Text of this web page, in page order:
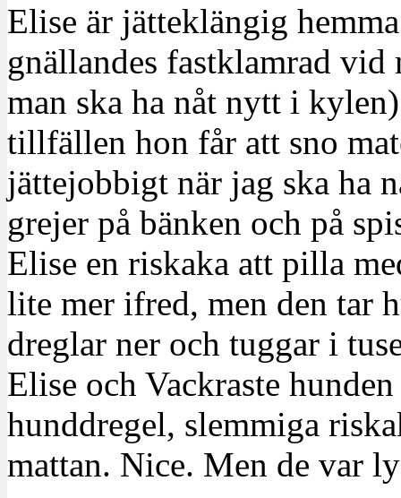
Elise är jätteklängig
gnällandes fastklamrad
man ska ha nåt nytt i
tillfällen hon får att sno
jättejobbigt när jag ska ha
grejer på bänken och på
Elise en riskaka att pilla
lite mer ifred, men den tar
dreglar ner och tuggar i
Elise och Vackraste
hunddregel, slemmiga
mattan. Nice. Men de var